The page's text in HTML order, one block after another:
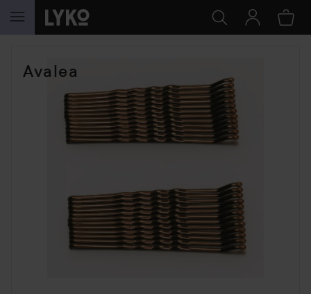
HOPPA TILL INNEHÅLLET
Avalea